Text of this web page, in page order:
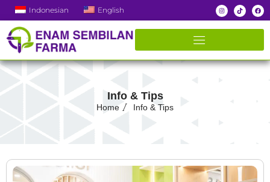
Indonesian English
Info & Tips
Home Info & Tips